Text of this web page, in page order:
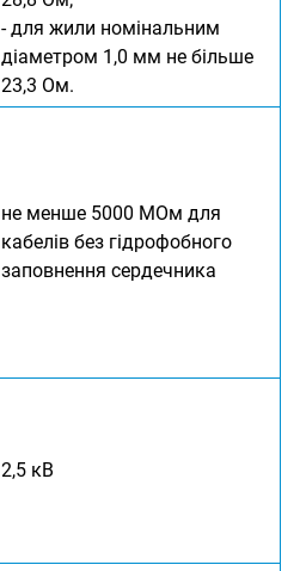
- для жили номінальним
діаметром 1,0 мм не більше
23,3 Ом.
не менше 5000 МОм для
кабелів без гідрофобного
заповнення сердечника
2,5 кВ